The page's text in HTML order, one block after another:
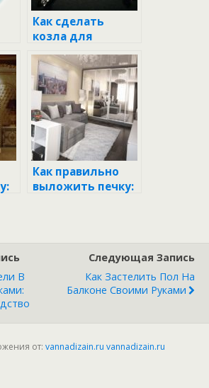
Как сделать
козла для
ремонта:
практическое
руководство для
каждого умельца
Как правильно
выложить печку:
В
Следующая Запись
Как Застелить Пол На
Балконе Своими Руками
от: vannadizain.ru vannadizain.ru